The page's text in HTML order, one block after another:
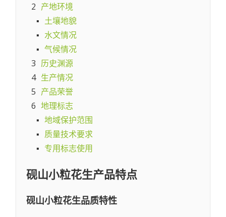
2 产地环境
▪ 土壤地貌
▪ 水文情况
▪ 气候情况
3 历史渊源
4 生产情况
5 产品荣誉
6 地理标志
▪ 地域保护范围
▪ 质量技术要求
▪ 专用标志使用
砚山小粒花生产品特点
砚山小粒花生品质特性